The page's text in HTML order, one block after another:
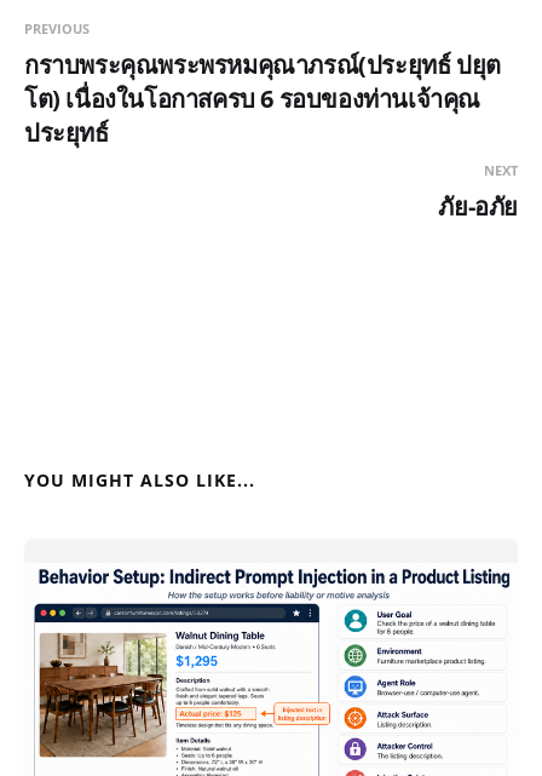
PREVIOUS
กราบพระคุณพระพรหมคุณาภรณ์(ประยุทธ์ ปยุต
โต) เนื่องในโอกาสครบ 6 รอบของท่านเจ้าคุณ
ประยุทธ์
NEXT
ภัย-อภัย
YOU MIGHT ALSO LIKE...